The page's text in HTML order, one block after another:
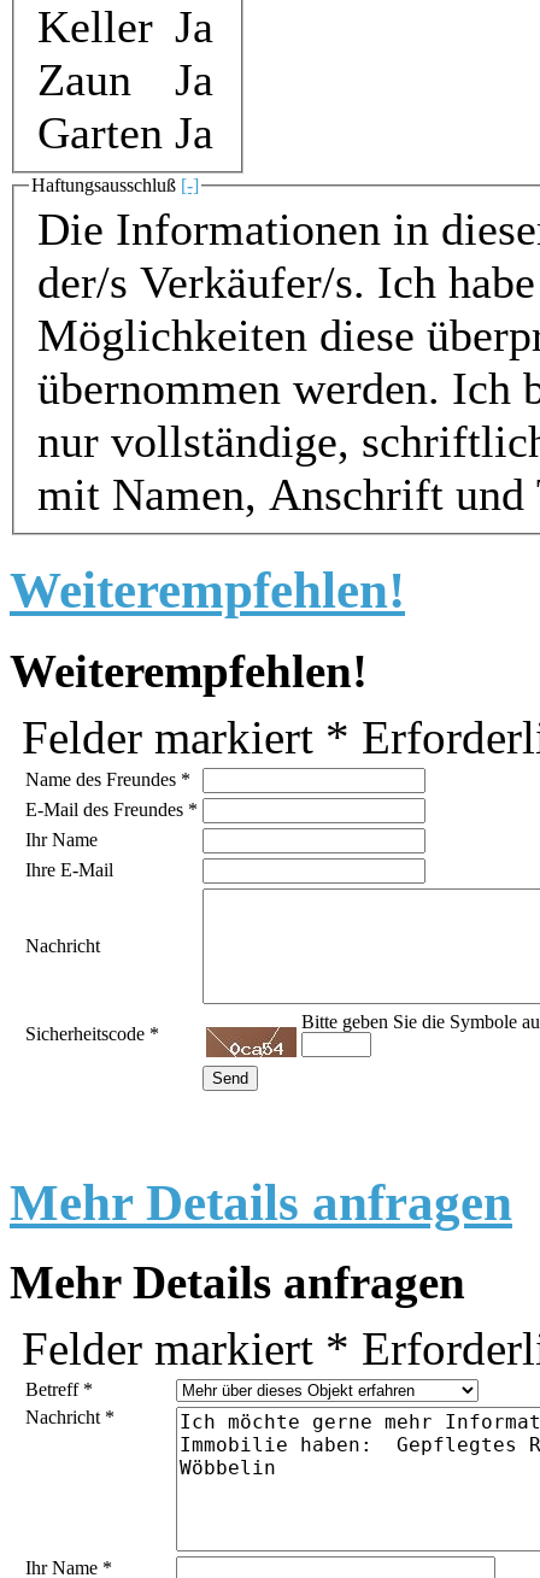
Keller Ja
Zaun
Ja
Garten Ja
Haftungsausschluß [-]
Die Informationen in
der/s Verkäufer/s. Ich
Möglichkeiten diese
übernommen werden. Ich
nur vollständige,
mit Namen, Anschrift und
Weiterempfehlen!
Weiterempfehlen!
Felder markiert *
Name des Freundes *
E-Mail des Freundes *
Ihr Name
Ihre E-Mail
Nachricht
Sicherheitscode *
Bitte geben Sie die Symbole
Mehr Details anfragen
Mehr Details anfragen
Felder markiert *
Betreff *
Nachricht *
Ihr Name *